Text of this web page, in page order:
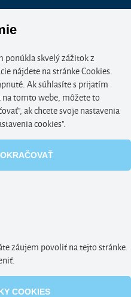
ponúkla skvelý zážitok z
nájdete na stránke Cookies.
Ak súhlasíte s prijatím
na tomto webe, môžete to
ak chcete svoje nastavenia
cookies".
záujem povoliť na tejto stránke.
COOKIES